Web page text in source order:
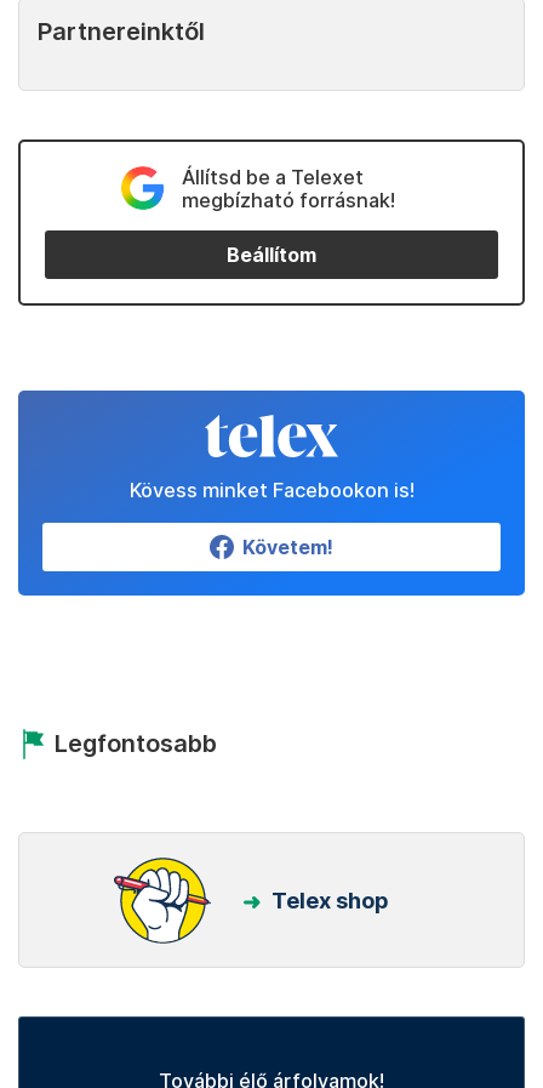
Partnereinktől
Állítsd be a Telexet
megbízható forrásnak!
Beállítom
Kövess minket Facebookon is!
Követem!
Legfontosabb
Telex shop
További élő árfolyamok!